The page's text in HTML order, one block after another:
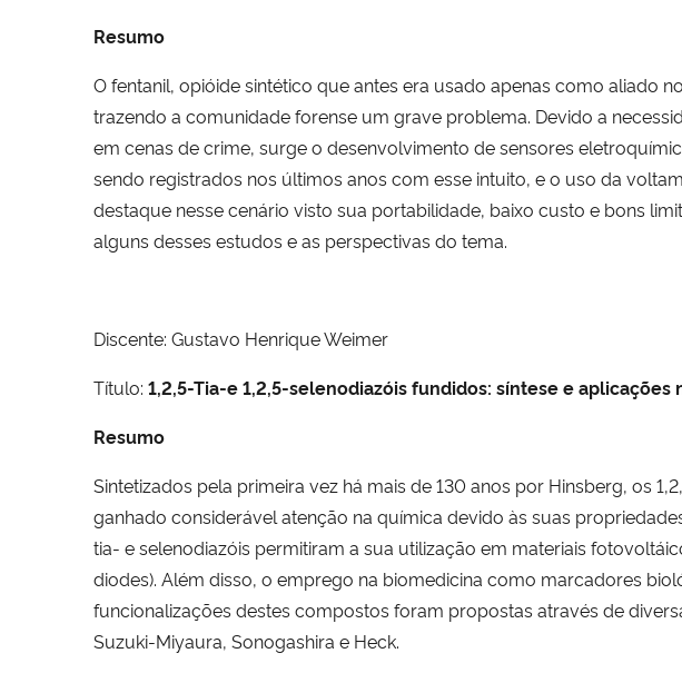
Resumo
O fentanil, opióide sintético que antes era usado apenas como aliado
trazendo a comunidade forense um grave problema. Devido a
em cenas de crime, surge o desenvolvimento de sensores
sendo registrados nos últimos anos com esse intuito, e o uso da
destaque nesse cenário visto sua portabilidade, baixo custo e bons
alguns desses estudos e as perspectivas do tema.
Discente: Gustavo Henrique Weimer
Título: 1,2,5-Tia-e 1,2,5-selenodiazóis fundidos: síntese e aplicações
Resumo
Sintetizados pela primeira vez há mais de 130 anos por Hinsberg, os
ganhado considerável atenção na química devido às suas
tia- e selenodiazóis permitiram a sua utilização em materiais
diodes). Além disso, o emprego na biomedicina como marcadores
funcionalizações destes compostos foram propostas através de
Suzuki-Miyaura, Sonogashira e Heck.